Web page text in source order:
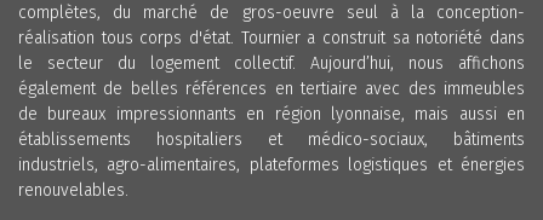
complètes, du marché de gros-oeuvre seul à la conception-
réalisation tous corps d'état. Tournier a construit sa notoriété dans
le secteur du logement collectif. Aujourd’hui, nous affichons
également de belles références en tertiaire avec des immeubles
de bureaux impressionnants en région lyonnaise, mais aussi en
établissements hospitaliers et médico-sociaux, bâtiments
industriels, agro-alimentaires, plateformes logistiques et énergies
renouvelables.